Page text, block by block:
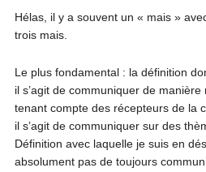
Hélas, il y a souvent un « mais »
trois mais.
Le plus fondamental : la définition
il s’agit de communiquer de
tenant compte des récepteurs de la
il s’agit de communiquer sur des
Définition avec laquelle je suis en
absolument pas de toujours